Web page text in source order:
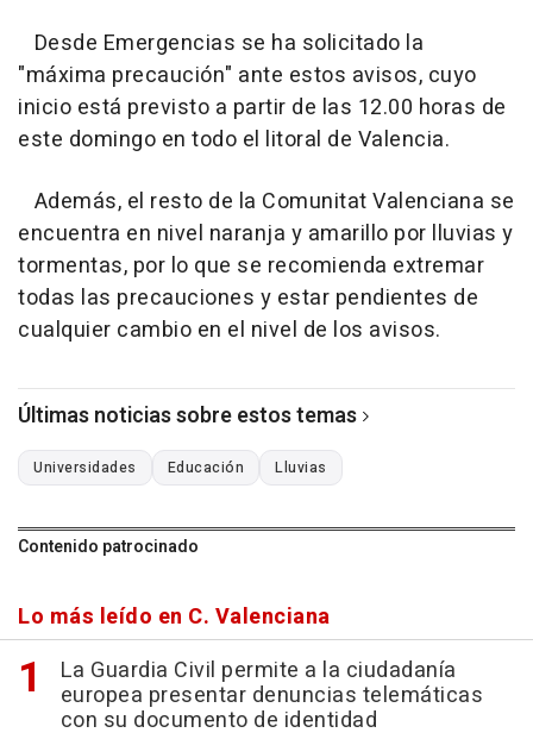
Desde Emergencias se ha solicitado la
"máxima precaución" ante estos avisos, cuyo
inicio está previsto a partir de las 12.00 horas de
este domingo en todo el litoral de Valencia.
Además, el resto de la Comunitat Valenciana se
encuentra en nivel naranja y amarillo por lluvias y
tormentas, por lo que se recomienda extremar
todas las precauciones y estar pendientes de
cualquier cambio en el nivel de los avisos.
Últimas noticias sobre estos temas
Universidades Educación Lluvias
Contenido patrocinado
Lo más leído en C. Valenciana
La Guardia Civil permite a la ciudadanía
europea presentar denuncias telemáticas
con su documento de identidad